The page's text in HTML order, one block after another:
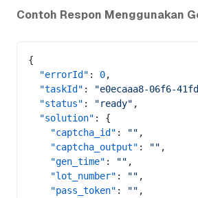
Contoh Respon Menggunakan
{
  "errorId"
: 0,
  "taskId"
: "e0ecaaa8-06f6-
  "status"
: "ready" ,
  "solution"
: {
    "captcha_id"
: "" ,
    "captcha_output"
: "" ,
    "gen_time"
: "" ,
    "lot_number"
: "" ,
    "pass_token"
: "" ,